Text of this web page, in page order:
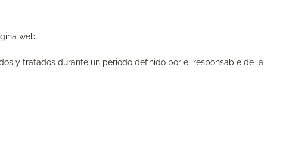
web.
y tratados durante un periodo definido por el responsable de la